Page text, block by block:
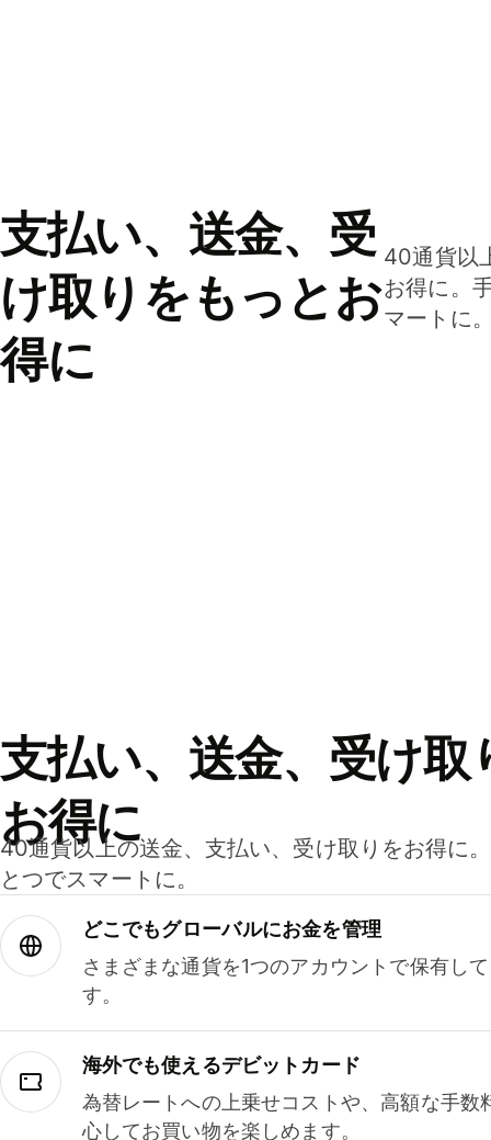
支払い、送金、受
け取りをもっとお
得に
40通貨以
お得に。
マートに
支払い、送金、受け取
お得に
40通貨以上の送金、支払い、受け取りをお得に
とつでスマートに。
どこでもグ⁠ロ⁠ー⁠バ⁠ルにお金を管理
さまざまな通貨を1つのアカウントで保有し
す。
海外でも使えるデビットカード
為替レートへの上乗せコストや、高額な手数
心してお買い物を楽しめます。